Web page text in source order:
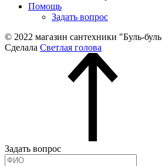
Помощь
Задать вопрос
© 2022 магазин сантехники "Буль-
Сделала Светлая голова
Задать вопрос